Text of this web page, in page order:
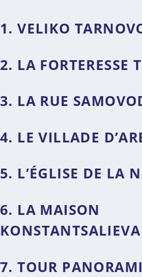
1. VELIKO
2. LA FORTERESSE
3. LA RUE
4. LE VILLADE
5. L’ÉGLISE DE LA
6. LA MAISON
KONSTANTSALIEVA
7. TOUR